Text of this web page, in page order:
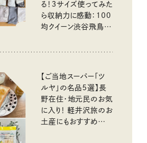
る！3サイズ使ってみた
ら収納力に感動：100
均クイーン渋谷飛鳥の
【ご当地スーパー「ツ
ルヤ」の名品5選】長
野在住・地元民のお気
に入り！ 軽井沢旅のお
土産にもおすすめのお